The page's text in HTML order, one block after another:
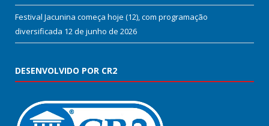
Festival Jacunina começa hoje (12), com programação
diversificada 12 de junho de 2026
DESENVOLVIDO POR CR2